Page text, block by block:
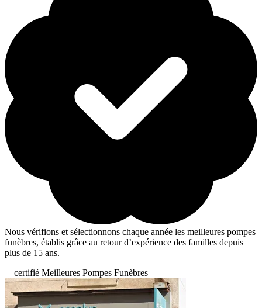
Nous vérifions et sélectionnons chaque année les meilleures pompes
funèbres, établis grâce au retour d’expérience des familles depuis
plus de 15 ans.
certifié Meilleures Pompes Funèbres